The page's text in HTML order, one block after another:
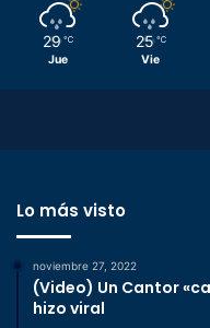
29 ℃
Jue
25 ℃
Vie
Lo más visto
noviembre 27, 2022
(Video) Un Cantor
hizo viral